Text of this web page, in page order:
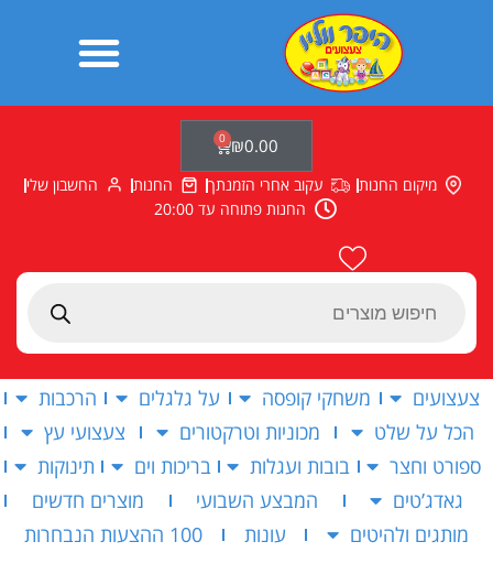
Products
₪0.00
0
עגלת
קניות
מיקום החנות עקוב אחרי הזמנתך החנות
החשבון שלי
החנות פתוחה עד 20:00
צעצועים משחקי קופסה על גלגלים
הרכבות
הכל על שלט
מכוניות וטרקטורים
צעצועי עץ
ספורט וחצר
בובות ועגלות בריכות וים
תינוקות
גאדג’טים
המבצע השבועי
מוצרים חדשים
מותגים ולהיטים
עונות 100 ההצעות הנבחרות